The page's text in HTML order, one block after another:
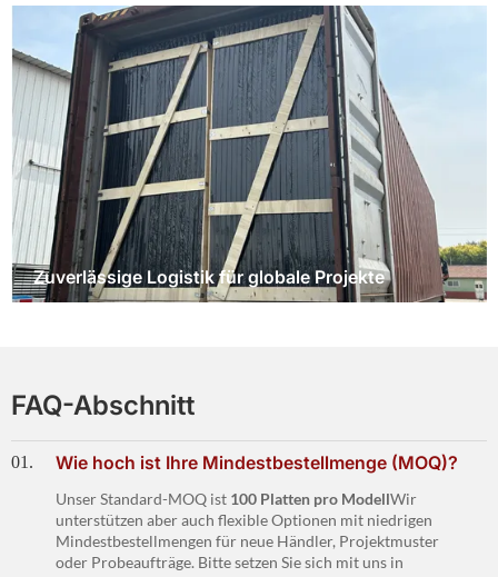
Zuverlässige Logistik für globale Projekte
FAQ-Abschnitt
01. Wie hoch ist Ihre Mindestbestellmenge (MOQ)?
Unser Standard-MOQ ist 100 Platten pro ModellWir
unterstützen aber auch flexible Optionen mit niedrigen
Mindestbestellmengen für neue Händler, Projektmuster
oder Probeaufträge. Bitte setzen Sie sich mit uns in